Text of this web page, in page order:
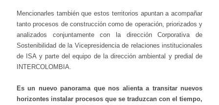
Mencionarles también que estos territorios apuntan a acompañar
tanto procesos de construcción como de operación, priorizados y
analizados conjuntamente con la dirección Corporativa de
Sostenibilidad de la Vicepresidencia de relaciones institucionales
de ISA y parte del equipo de la dirección ambiental y predial de
INTERCOLOMBIA.
Es un nuevo panorama que nos alienta a transitar nuevos
horizontes instalar procesos que se traduzcan con el tiempo,